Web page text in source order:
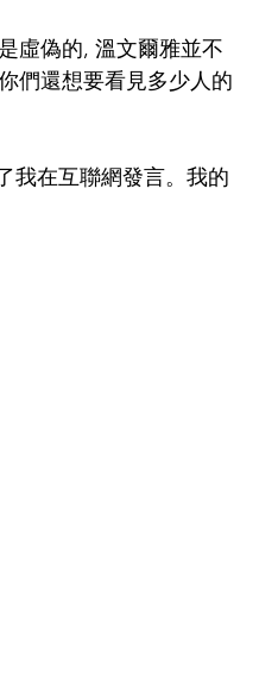
虛偽的, 溫文爾雅並不
們還想要看見多少人的
我在互聯網發言。我的